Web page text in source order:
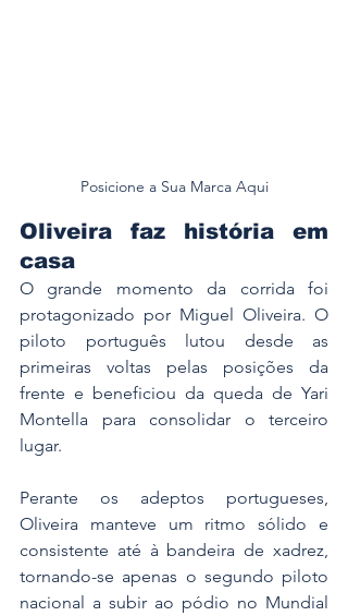
Posicione a Sua Marca Aqui
Oliveira faz história em
casa
O grande momento da corrida foi
protagonizado por Miguel Oliveira. O
piloto português lutou desde as
primeiras voltas pelas posições da
frente e beneficiou da queda de Yari
Montella para consolidar o terceiro
lugar.
Perante os adeptos portugueses,
Oliveira manteve um ritmo sólido e
consistente até à bandeira de xadrez,
tornando-se apenas o segundo piloto
nacional a subir ao pódio no Mundial